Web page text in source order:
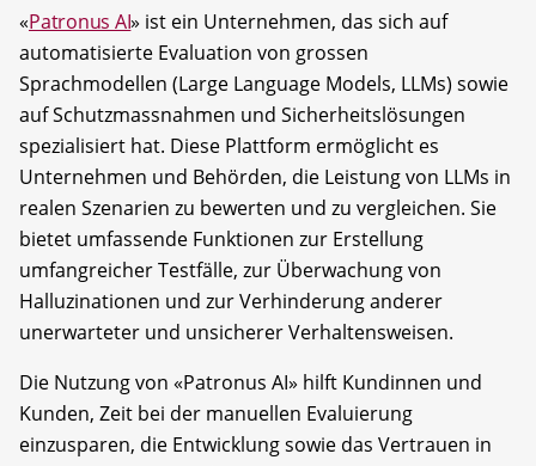
«Patronus AI» ist ein Unternehmen, das sich auf
automatisierte Evaluation von grossen
Sprachmodellen (Large Language Models, LLMs) sowie
auf Schutzmassnahmen und Sicherheitslösungen
spezialisiert hat. Diese Plattform ermöglicht es
Unternehmen und Behörden, die Leistung von LLMs in
realen Szenarien zu bewerten und zu vergleichen. Sie
bietet umfassende Funktionen zur Erstellung
umfangreicher Testfälle, zur Überwachung von
Halluzinationen und zur Verhinderung anderer
unerwarteter und unsicherer Verhaltensweisen.
Die Nutzung von «Patronus AI» hilft Kundinnen und
Kunden, Zeit bei der manuellen Evaluierung
einzusparen, die Entwicklung sowie das Vertrauen in